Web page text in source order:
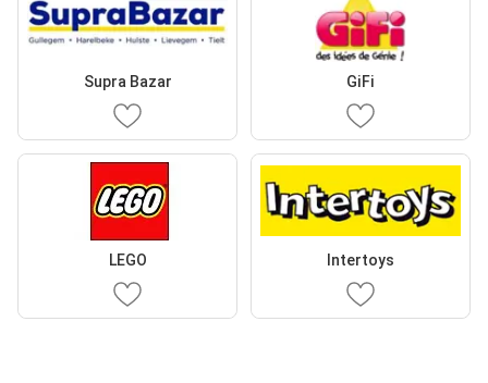
Supra Bazar GiFi
LEGO Intertoys